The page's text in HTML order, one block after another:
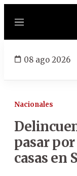
Menú
08 ago 2026
Nacionales
pasar
casas en